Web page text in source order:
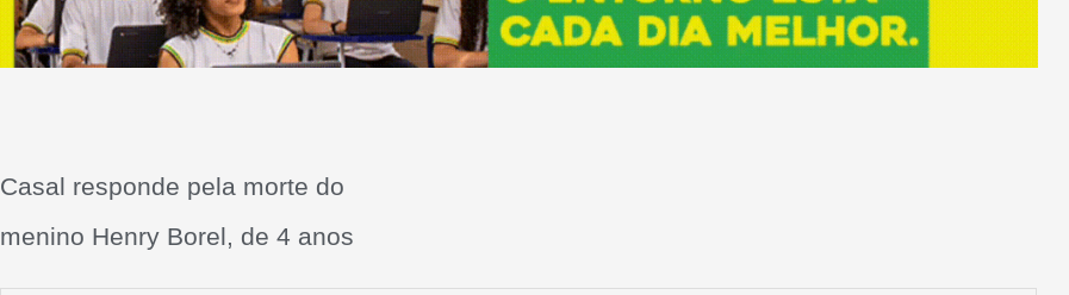
Casal responde pela morte do
menino Henry Borel, de 4 anos